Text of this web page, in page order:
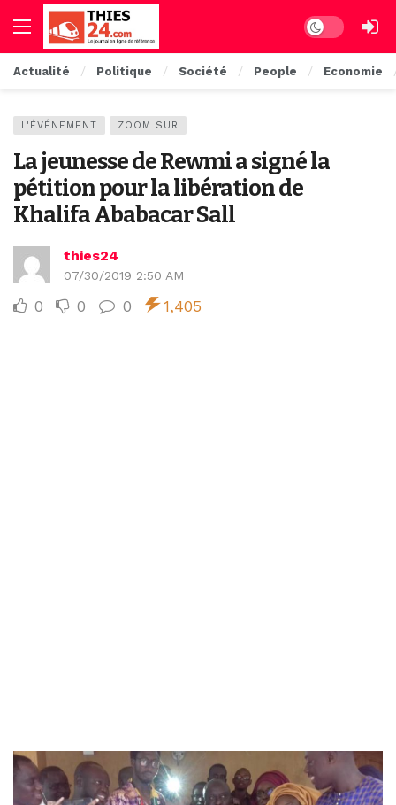
Dark mode
Actualité Politique Société People Economie
L'ÉVÉNEMENT ZOOM SUR
La jeunesse de Rewmi a signé la
pétition pour la libération de
Khalifa Ababacar Sall
thies24
07/30/2019 2:50 AM
0 0 0 1,405